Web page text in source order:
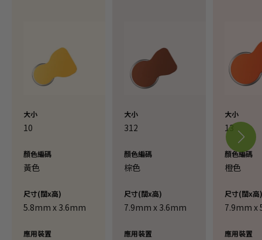
大小
10
顏色編碼
黃色
尺寸(闊x高)
5.8mm x 3.6mm
應用裝置
大小
312
顏色編碼
棕色
尺寸(闊x高)
7.9mm x 3.6mm
應用裝置
大小
13
顏色編碼
橙色
尺寸(闊x高)
7.9mm x
應用裝置